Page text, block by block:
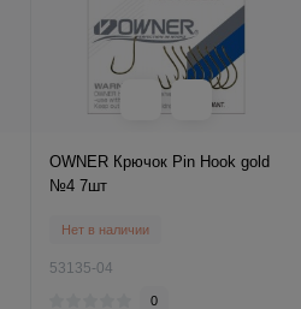
OWNER Крючок Pin Hook gold
№4 7шт
Нет в наличии
53135-04
0